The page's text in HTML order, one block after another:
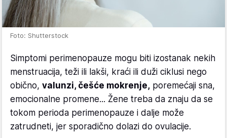
Foto: Shutterstock
Simptomi perimenopauze mogu biti izostanak nekih
menstruacija, teži ili lakši, kraći ili duži ciklusi nego
obično, valunzi, češće mokrenje, poremećaji sna,
emocionalne promene... Žene treba da znaju da se
tokom perioda perimenopauze i dalje može
zatrudneti, jer sporadično dolazi do ovulacije.